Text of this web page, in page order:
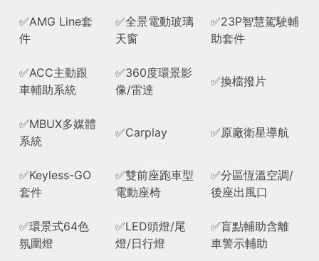
✅AMG Line套
件
✅全景電動玻璃
天窗
✅23P智慧駕駛輔
助套件
✅ACC主動跟
車輔助系統
✅360度環景影
像/雷達
✅換檔撥片
✅MBUX多媒體
系統
✅Carplay ✅原廠衛星導航
✅Keyless-GO
套件
✅雙前座跑車型
電動座椅
✅分區恆溫空調/
後座出風口
✅環景式64色
氛圍燈
✅LED頭燈/尾
燈/日行燈
✅盲點輔助含離
車警示輔助